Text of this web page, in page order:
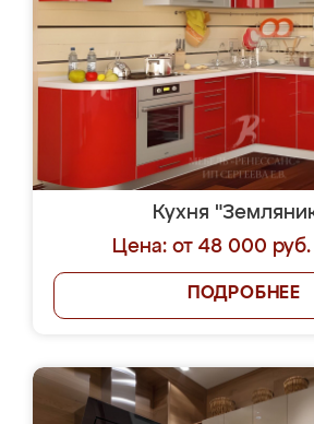
Кухня
Цена: от 48 000 руб.
ПОДРОБНЕЕ